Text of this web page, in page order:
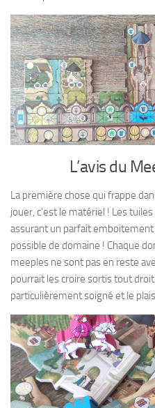
L’avis du
La première chose qui frappe
jouer, c’est le matériel ! Les
assurant un parfait
possible de domaine ! Chaque
meeples ne sont pas en reste
pourrait les croire sortis tout
particulièrement soigné et le